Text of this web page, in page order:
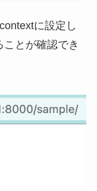
に設定し
とが確認でき